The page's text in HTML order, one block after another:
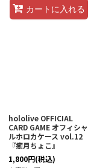
カートに入れる
hololive OFFICIAL
CARD GAME オフィシャ
ルホロカケース vol.12
『癒月ちょこ』
1,800円(税込)